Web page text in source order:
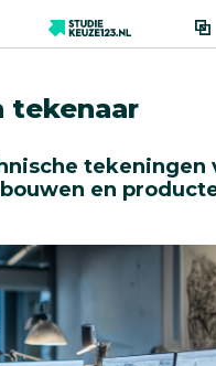
tekenaar
tekeningen
en